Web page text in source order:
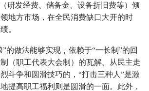
研发经费、储备金、设备折旧费等）倾
地方市场，在全民消费缺口大开的时
。
”的做法能够实现，依赖于“一长制”的回
（职工代表大会制）的瓦解。从民主走
斗争和圆滑技巧的，“打击三种人”是激
提高职工福利则是圆滑的一面。此外，